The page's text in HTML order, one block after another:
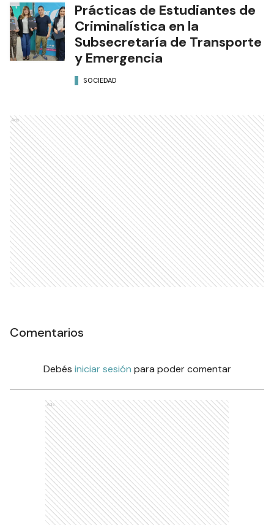
Prácticas de Estudiantes de
Criminalística en la
Subsecretaría de Transporte
y Emergencia
SOCIEDAD
Ads
Comentarios
Debés iniciar sesión para poder comentar
Ads